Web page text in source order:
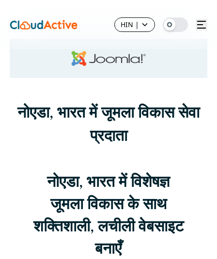
HIN |
नोएडा, भारत में जूमला विकास सेवा
प्रदाता
नोएडा, भारत में विशेषज्ञ
जूमला विकास के साथ
शक्तिशाली, लचीली वेबसाइट
बनाएँ